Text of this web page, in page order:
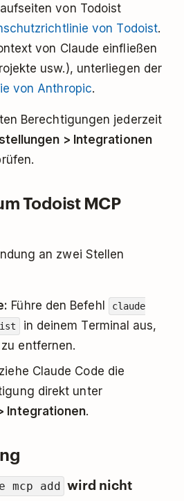
von Todoist
von Todoist.
von Claude einfließen
usw.), unterliegen der
von Anthropic.
Berechtigungen jederzeit
> Integrationen
Todoist MCP
an zwei Stellen
Führe den Befehl
claude
in deinem Terminal aus,
entfernen.
Claude Code die
direkt unter
Integrationen.
mcp add wird nicht